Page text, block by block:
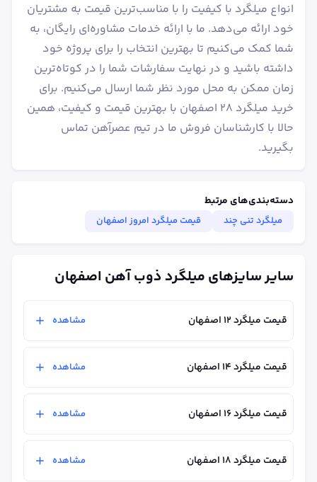
انواع میلگرد با کیفیت را با مناسب‌ترین قیمت به مشتریان
خود ارائه می‌دهد. ما با ارائه خدمات مشاوره‌ای رایگان، به
شما کمک می‌کنیم تا بهترین انتخاب را برای پروژه خود
داشته باشید و در نهایت سفارشات شما را در کوتاه‌ترین
زمان ممکن به محل مورد نظر شما ارسال می‌کنیم. برای
خرید میلگرد ۲۸ اصفهان با بهترین قیمت و کیفیت، همین
حالا با کارشناسان فروش ما در تیم عصرآهن تماس
بگیرید.
دسته‌بندی‌های مرتبط
میلگرد تنی چند قیمت میلگرد امروز اصفهان
سایر سایزهای میلگرد ذوب آهن اصفهان
قیمت میلگرد ۱۲ اصفهان مشاهده
قیمت میلگرد ۱۴ اصفهان مشاهده
قیمت میلگرد ۱۶ اصفهان مشاهده
قیمت میلگرد ۱۸ اصفهان مشاهده